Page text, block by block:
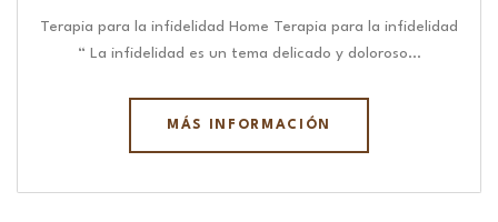
Terapia para la infidelidad Home Terapia para la infidelidad
“ La infidelidad es un tema delicado y doloroso…
MÁS INFORMACIÓN